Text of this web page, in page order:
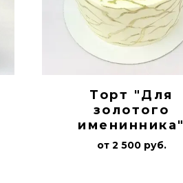
Торт "Для
золотого
именинника"
от 2 500 руб.